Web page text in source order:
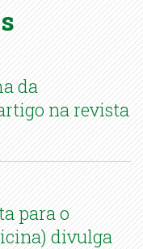
da
na revista
para o
divulga